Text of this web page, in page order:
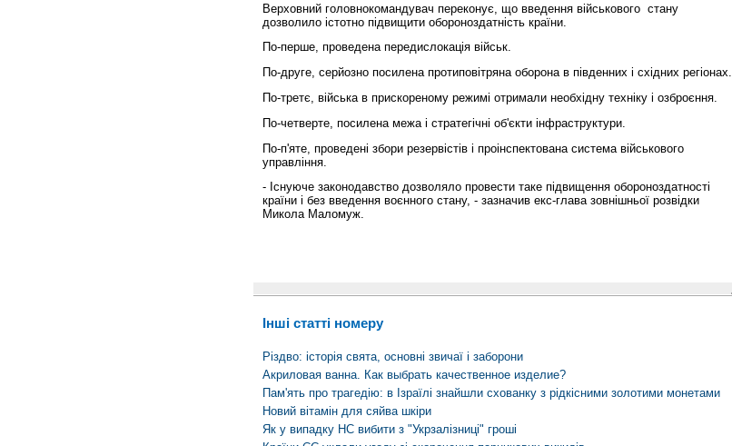
Верховний головнокомандувач переконує, що введення військового стану
дозволило істотно підвищити обороноздатність країни.
По-перше, проведена передислокація військ.
По-друге, серйозно посилена протиповітряна оборона в південних і східних регіонах.
По-третє, війська в прискореному режимі отримали необхідну техніку і озброєння.
По-четверте, посилена межа і стратегічні об'єкти інфраструктури.
По-п'яте, проведені збори резервістів і проінспектована система військового
управління.
- Існуюче законодавство дозволяло провести таке підвищення обороноздатності
країни і без введення воєнного стану, - зазначив екс-глава зовнішньої розвідки
Микола Маломуж.
Інші статті номеру
Різдво: історія свята, основні звичаї і заборони
Акриловая ванна. Как выбрать качественное изделие?
Пам'ять про трагедію: в Ізраїлі знайшли схованку з рідкісними золотими монетами
Новий вітамін для сяйва шкіри
Як у випадку НС вибити з "Укрзалізниці" гроші